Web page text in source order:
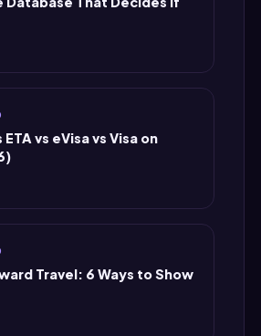
vs eVisa vs Visa on
Travel: 6 Ways to Show